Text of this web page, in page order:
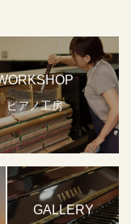
ピアノ工房
GALLERY